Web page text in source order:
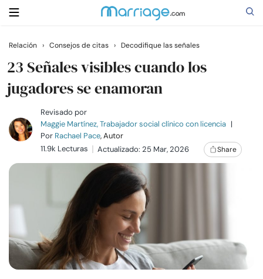
Buscar
Casarse
Relaciones
Familia
Ayuda
Cursos
Relación › Consejos de citas › Decodifique las señales
23 Señales visibles cuando los
jugadores se enamoran
Revisado por
Maggie Martínez, Trabajador social clínico con licencia |
Por Rachael Pace, Autor
11.9k Lecturas
Actualizado: 25 Mar, 2026 Share